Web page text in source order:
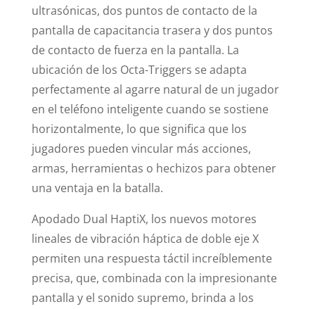
ultrasónicas, dos puntos de contacto de la
pantalla de capacitancia trasera y dos puntos
de contacto de fuerza en la pantalla. La
ubicación de los Octa-Triggers se adapta
perfectamente al agarre natural de un jugador
en el teléfono inteligente cuando se sostiene
horizontalmente, lo que significa que los
jugadores pueden vincular más acciones,
armas, herramientas o hechizos para obtener
una ventaja en la batalla.
Apodado Dual HaptiX, los nuevos motores
lineales de vibración háptica de doble eje X
permiten una respuesta táctil increíblemente
precisa, que, combinada con la impresionante
pantalla y el sonido supremo, brinda a los